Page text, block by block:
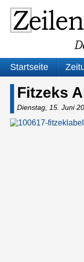
Startseite
Fitzeks
Dienstag, 15. Juni